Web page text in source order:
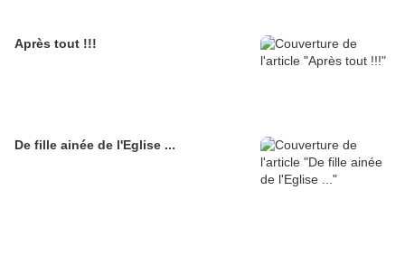
Après tout !!!
De fille ainée de l'Eglise ...